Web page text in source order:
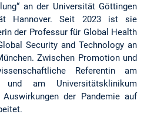
an der Universität Göttingen
Hannover. Seit 2023 ist sie
der Professur für Global Health
Security and Technology an
Zwischen Promotion und
Referentin am
und am Universitätsklinikum
der Pandemie auf